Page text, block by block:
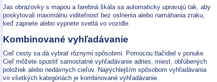
Jas obrazovky s mapou a farebná škála sa automaticky upravujú tak, aby
poskytovali maximálnu viditeľnosť bez oslnenia alebo namáhania zraku,
keď zapnete alebo vypnete svetlá vo vozidle.
Kombinované vyhľadávanie
Cieľ cesty sa dá vybrať rôznymi spôsobmi. Pomocou tlačidiel v ponuke
Cieľ môžete spustiť samostatné vyhľadávanie adries, miest, obľúbených
položiek alebo nedávnych cieľov. Najrýchlejším spôsobom vyhľadávania
vo všetkých kategóriách je kombinované vyhľadávanie.